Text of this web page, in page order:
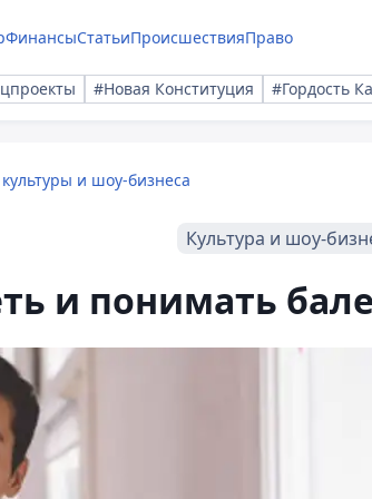
ФинансыСтатьиПроисшествияПраво
#Новая Конституция #Гордость
и шоу-бизнеса
Культура и шоу-
и понимать